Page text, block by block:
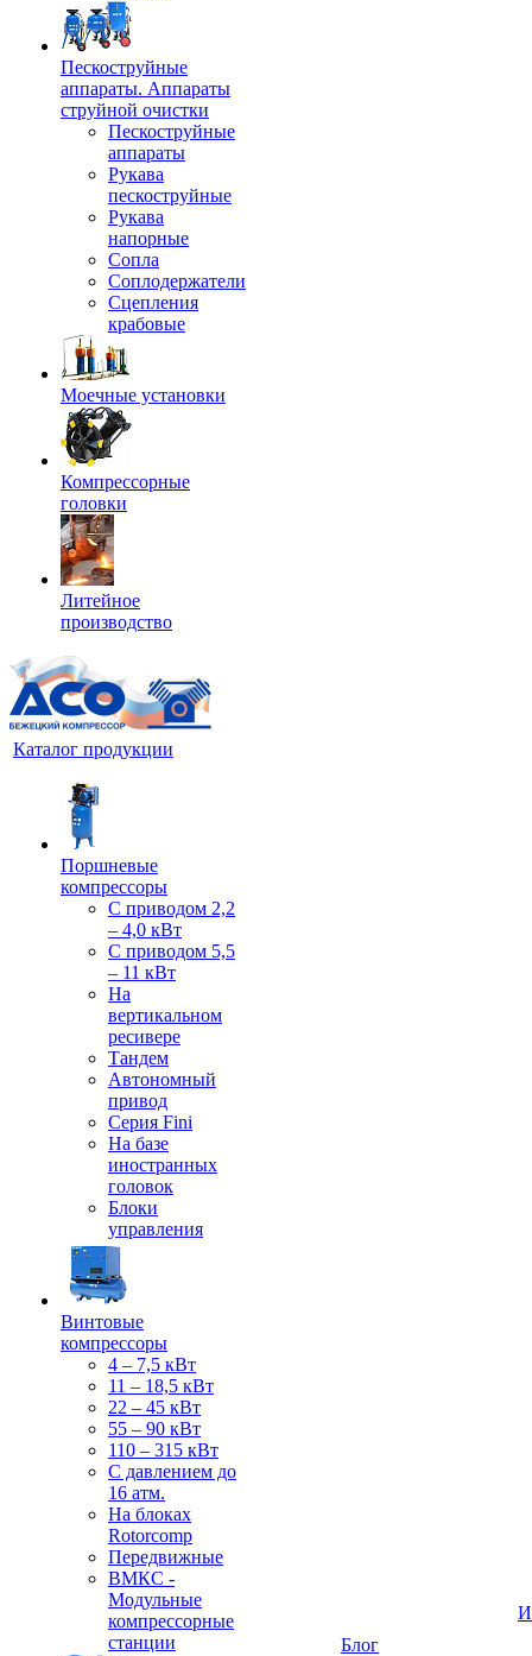
Пескоструйные
аппараты. Аппараты
струйной очистки
Пескоструйные
аппараты
Рукава
пескоструйные
Рукава
напорные
Сопла
Соплодержатели
Сцепления
крабовые
Моечные установки
Компрессорные
головки
Литейное
производство
Каталог продукции
Поршневые
компрессоры
С приводом 2,2
– 4,0 кВт
С приводом 5,5
– 11 кВт
На
вертикальном
ресивере
Тандем
Автономный
привод
Серия Fini
На базе
иностранных
головок
Блоки
управления
Винтовые
компрессоры
4 – 7,5 кВт
11 – 18,5 кВт
22 – 45 кВт
55 – 90 кВт
110 – 315 кВт
С давлением до
16 атм.
На блоках
Rotorcomp
Передвижные
ВМКС -
Модульные
компрессорные
станции
Блог